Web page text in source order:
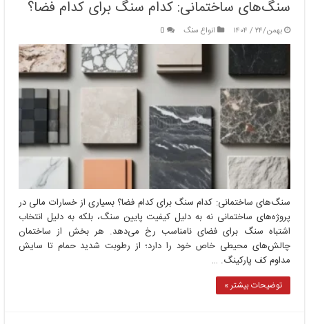
سنگ‌های ساختمانی: کدام سنگ برای کدام فضا؟
بهمن/۲۴ / ۱۴۰۴ انواع سنگ 0
سنگ‌های ساختمانی: کدام سنگ برای کدام فضا؟ بسیاری از خسارات مالی در
پروژه‌های ساختمانی نه به دلیل کیفیت پایین سنگ، بلکه به دلیل انتخاب
اشتباه سنگ برای فضای نامناسب رخ می‌دهد. هر بخش از ساختمان
چالش‌های محیطی خاص خود را دارد؛ از رطوبت شدید حمام تا سایش
مداوم کف پارکینگ. …
توضیحات بیشتر »